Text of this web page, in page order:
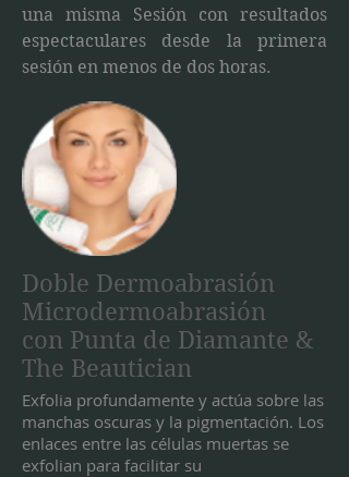
una misma Sesión con resultados
espectaculares desde la primera
sesión en menos de dos horas.
Doble Dermoabrasión
Microdermoabrasión
con Punta de Diamante &
The Beautician
Exfolia profundamente y actúa sobre las
manchas oscuras y la pigmentación. Los
enlaces entre las células muertas se
exfolian para facilitar su